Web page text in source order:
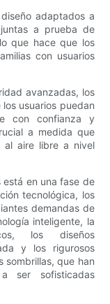
adaptados a
a prueba de
que hace que los
con usuarios
avanzadas, los
usuarios puedan
con confianza y
a medida que
al aire libre a nivel
está en una fase de
tecnológica, los
demandas de
inteligente, la
los diseños
y los rigurosos
sombrillas, que han
ser sofisticadas